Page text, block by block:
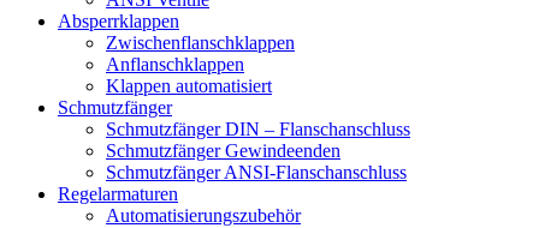
Absperrklappen
Zwischenflanschklappen
Anflanschklappen
Klappen automatisiert
Schmutzfänger
Schmutzfänger DIN – Flanschanschluss
Schmutzfänger Gewindeenden
Schmutzfänger ANSI-Flanschanschluss
Regelarmaturen
Automatisierungszubehör